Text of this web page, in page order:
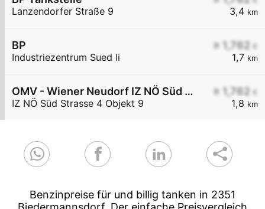
3,4 km
Lanzendorfer Straße 9
≥ 1,762 €
1,7 km
BP
Industriezentrum Sued Ii
≥ 1,762 €
1,8 km
OMV - Wiener Neudorf IZ NÖ Süd Straße 4 Objekt 9
IZ NÖ Süd Strasse 4 Objekt 9
Benzinpreise für und billig tanken in 2351